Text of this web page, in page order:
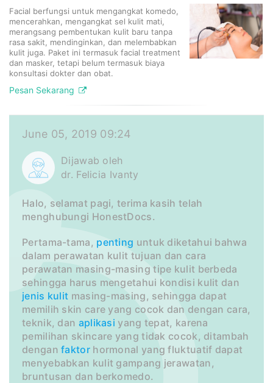
Facial berfungsi untuk mengangkat komedo,
mencerahkan, mengangkat sel kulit mati,
merangsang pembentukan kulit baru tanpa
rasa sakit, mendinginkan, dan melembabkan
kulit juga. Paket ini termasuk facial treatment
dan masker, tetapi belum termasuk biaya
konsultasi dokter dan obat.​
Pesan Sekarang
June 05, 2019 09:24
Dijawab oleh
dr. Felicia Ivanty
Halo, selamat pagi, terima kasih telah
menghubungi HonestDocs.
Pertama-tama, penting untuk diketahui bahwa
dalam perawatan kulit tujuan dan cara
perawatan masing-masing tipe kulit berbeda
sehingga harus mengetahui kondisi kulit dan
jenis kulit masing-masing, sehingga dapat
memilih skin care yang cocok dan dengan cara,
teknik, dan aplikasi yang tepat, karena
pemilihan skincare yang tidak cocok, ditambah
denganfaktorhormonal yang fluktuatif dapat
menyebabkan kulit gampang jerawatan,
bruntusan dan berkomedo.